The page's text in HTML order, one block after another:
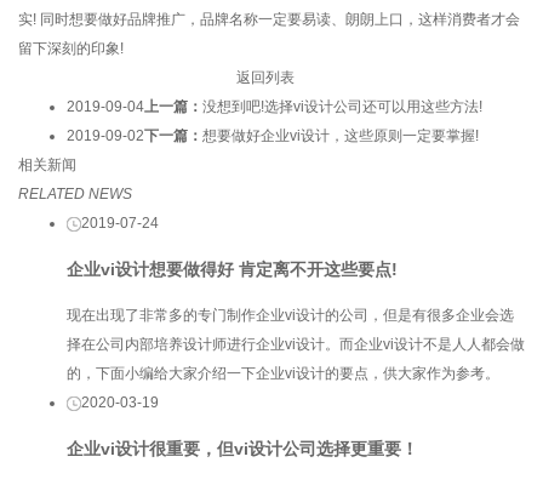
实! 同时想要做好品牌推广，品牌名称一定要易读、朗朗上口，这样消费者才会
留下深刻的印象!
返回列表
2019-09-04上一篇： 没想到吧!选择vi设计公司还可以用这些方法!
2019-09-02下一篇： 想要做好企业vi设计，这些原则一定要掌握!
相关新闻
RELATED NEWS
2019-07-24
企业vi设计想要做得好 肯定离不开这些要点!
现在出现了非常多的专门制作企业vi设计的公司，但是有很多企业会选
择在公司内部培养设计师进行企业vi设计。而企业vi设计不是人人都会做
的，下面小编给大家介绍一下企业vi设计的要点，供大家作为参考。
2020-03-19
企业vi设计很重要，但vi设计公司选择更重要！